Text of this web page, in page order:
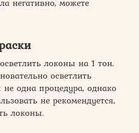
негативно, можете
локоны на 1 тон.
осветлить
одна процедура, однако
не рекомендуется,
локоны.